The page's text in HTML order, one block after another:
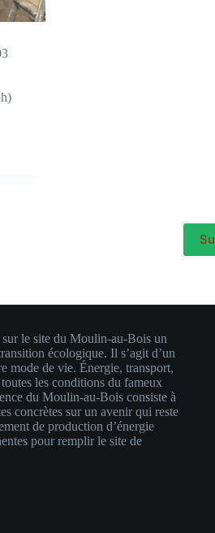
le site du Moulin-au-Bois un
écologique. Il s’agit d’un
mode de vie. Énergie, transport,
les conditions du fameux
du Moulin-au-Bois consiste à
concrètes sur un avenir qui reste
de production d’énergie
pour remplir le site de